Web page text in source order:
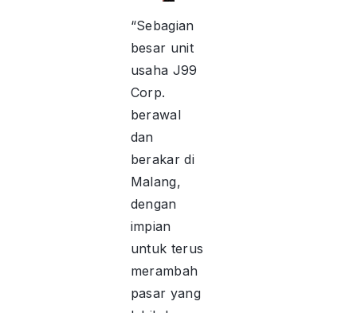
“Sebagian
besar unit
usaha J99
Corp.
berawal
dan
berakar di
Malang,
dengan
impian
untuk terus
merambah
pasar yang